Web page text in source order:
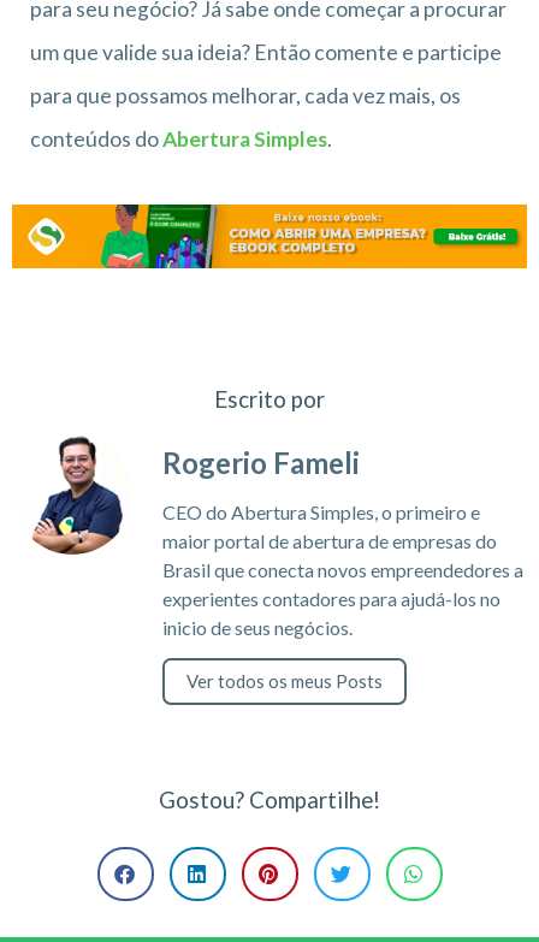
para seu negócio? Já sabe onde começar a procurar
um que valide sua ideia? Então comente e participe
para que possamos melhorar, cada vez mais, os
conteúdos doAbertura Simples.
Escrito por
Rogerio Fameli
CEO do Abertura Simples, o primeiro e
maior portal de abertura de empresas do
Brasil que conecta novos empreendedores a
experientes contadores para ajudá-los no
inicio de seus negócios.
Ver todos os meus Posts
Gostou? Compartilhe!